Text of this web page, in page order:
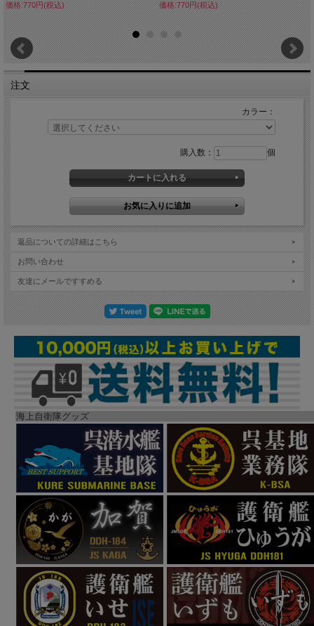
価格:770円(税込) 価格:770円(税込)
注文
カラー：
購入数： 個
返品についての詳細はこちら
お問い合わせ
友達にメールですすめる
海上自衛隊グッズ